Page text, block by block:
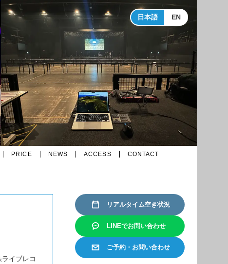
日本語 EN
PRICE NEWS ACCESS CONTACT
イブレコ
リアルタイム空き状況
LINEでお問い合わせ
ご予約・お問い合わせ